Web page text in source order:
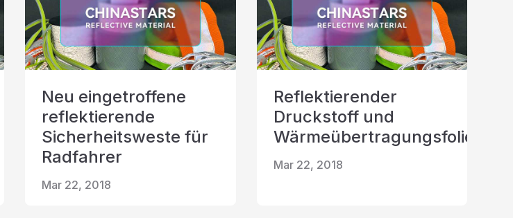
Neu eingetroffene
reflektierende
Sicherheitsweste für
Radfahrer
Mar 22, 2018
Reflektierender
Druckstoff und
Wärmeübertragungsfolie
Mar 22, 2018